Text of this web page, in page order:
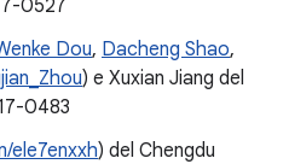
0527
Dou, Dacheng Shao,
) e Xuxian Jiang del
0483
ele7enxxh) del Chengdu